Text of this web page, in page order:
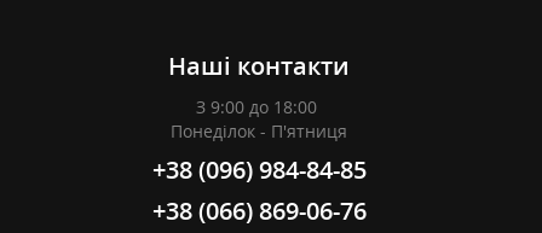
Наші контакти
З 9:00 до 18:00
Понеділок - П'ятниця
+38 (096) 984-84-85
+38 (066) 869-06-76